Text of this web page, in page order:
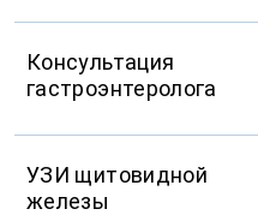
Консультация
гастроэнтеролога
УЗИ щитовидной
железы